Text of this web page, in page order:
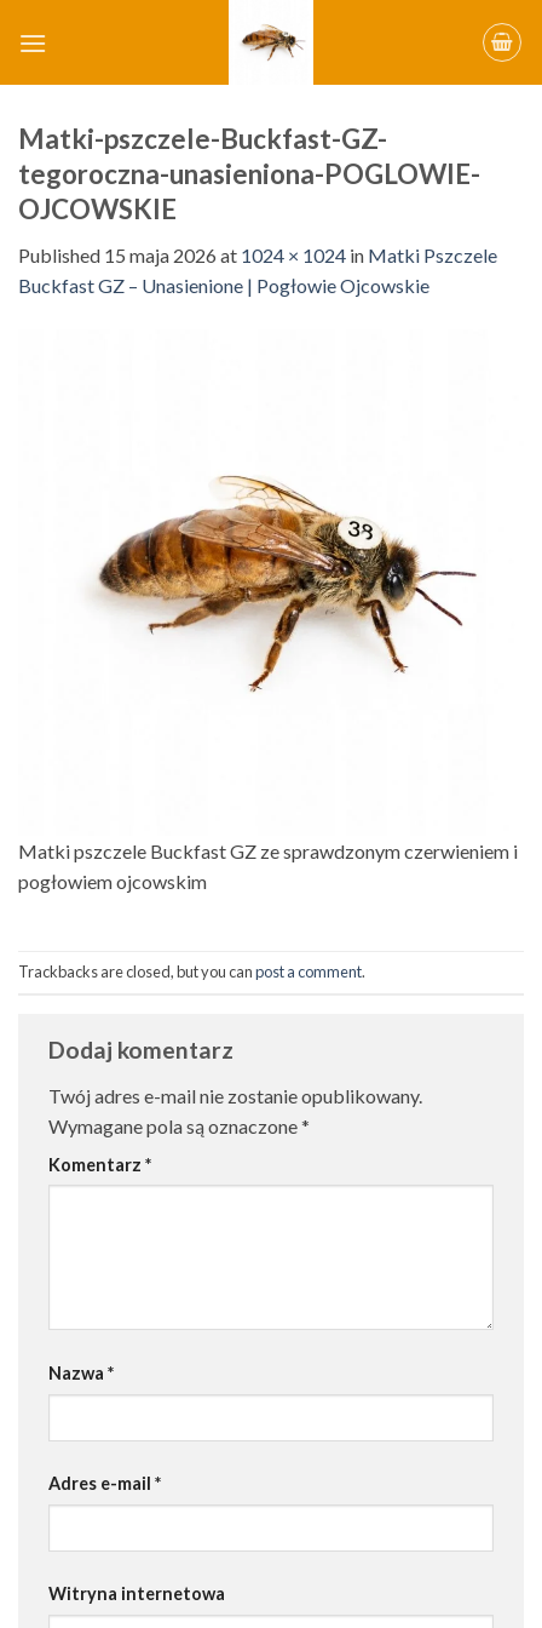
Matki-pszczele-Buckfast-GZ-
tegoroczna-unasieniona-POGLOWIE-
OJCOWSKIE
Published 15 maja 2026 at 1024 × 1024 in Matki Pszczele
Buckfast GZ – Unasienione | Pogłowie Ojcowskie
Matki pszczele Buckfast GZ ze sprawdzonym czerwieniem i
pogłowiem ojcowskim
Trackbacks are closed, but you canpost a comment.
Dodaj komentarz
Twój adres e-mail nie zostanie opublikowany.
Wymagane pola są oznaczone*
Komentarz *
Nazwa *
Adres e-mail *
Witryna internetowa